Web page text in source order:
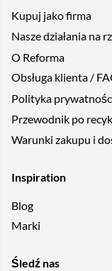
Kupuj jako firma
Nasze działania na
O Reforma
Obsługa klienta /
Polityka
Przewodnik po
Warunki zakupu i
Inspiration
Blog
Marki
Śledź nas